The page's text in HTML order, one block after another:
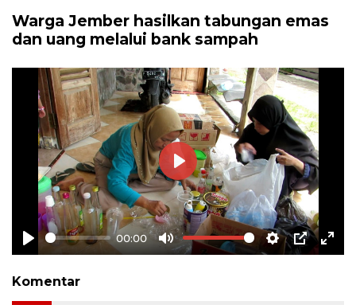
Warga Jember hasilkan tabungan emas
dan uang melalui bank sampah
Play
00:00
Mute Settings
PIP
Play
Komentar